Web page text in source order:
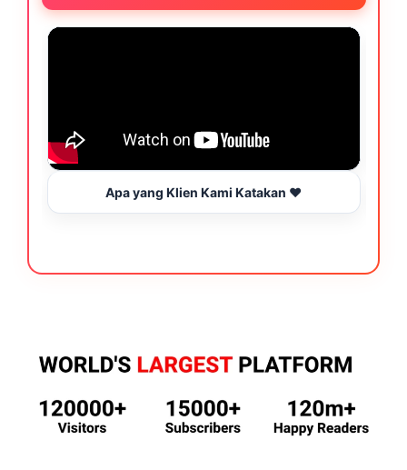
Apa yang Klien Kami Katakan ❤️